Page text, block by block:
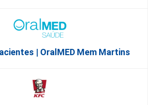
| OralMED Mem Martins